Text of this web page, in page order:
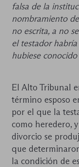
falsa de la
nombramiento
no escrita, a no
el testador
hubiese conocido
El Alto Tribunal
término esposo
por el que la
como heredero,
divorcio se
que
la condición de